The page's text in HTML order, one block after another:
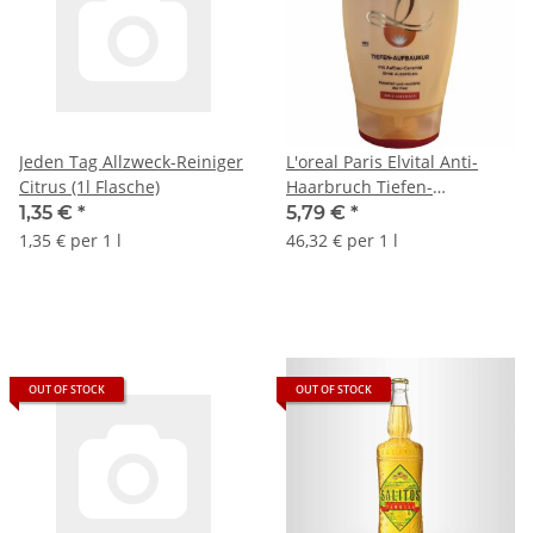
Jeden Tag Allzweck-Reiniger
Citrus (1l Flasche)
1,35 € *
1,35 € per 1 l
L'oreal Paris Elvital Anti-
Haarbruch Tiefen-
Aufbaukur (125ml Flasche)
5,79 € *
46,32 € per 1 l
OUT OF STOCK OUT OF STOCK